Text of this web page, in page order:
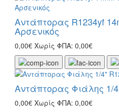
Αντάπτορας R1234yf
Αρσενικός
0,00€ Χωρίς ΦΠΑ: 0,00€
Αντάπτορας Φιάλης 1/
0,00€ Χωρίς ΦΠΑ: 0,00€